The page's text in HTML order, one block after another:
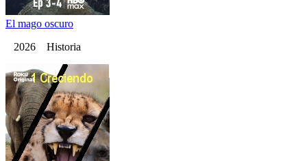
El mago oscuro
2026 Historia